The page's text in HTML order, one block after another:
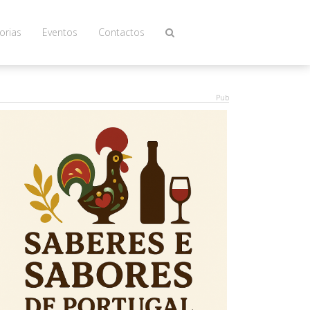
Eventos Contactos
Pub